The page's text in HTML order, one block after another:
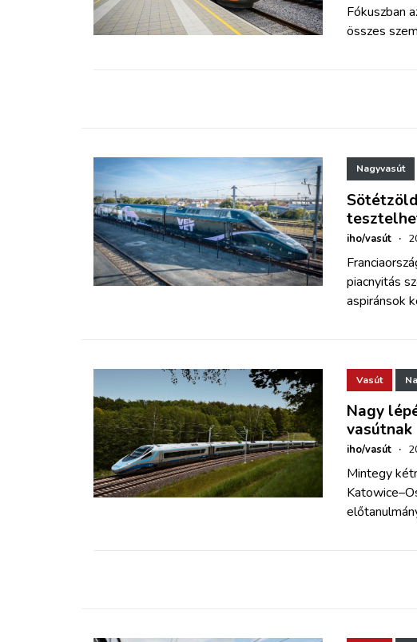
WEBSHOP
BELÉPÉS
REGISZTRÁCIÓ
Fókuszban
összes
Nagyvasút
iho/vasút ·
piacnyitás
aspiránsok
Vasút
Nagy
vasútnak
iho/vasút ·
Mintegy